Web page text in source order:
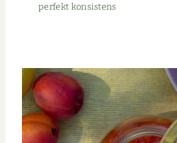
per­fekt konsistens